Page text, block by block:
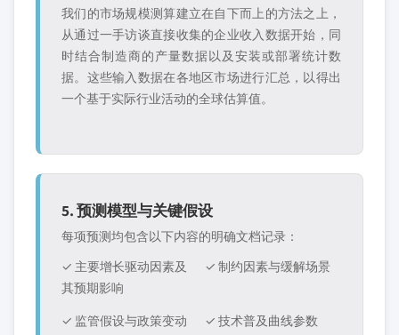
我们的市场规模测算建立在自下而上的方法之上，
从通过一手访谈直接收集的企业收入数据开始，同
时结合制造商的产量数据以及安装或部署统计数
据。这些输入数据在各地区市场进行汇总，以得出
一个基于实际行业活动的全球估算值。
5. 预测模型与关键假设
每项预测均包含以下内容的明确文档记录：
✓ 主要增长驱动因素及
其预期影响
✓ 制约因素与缓解场景
✓ 监管假设与政策变动
✓ 技术普及曲线参数